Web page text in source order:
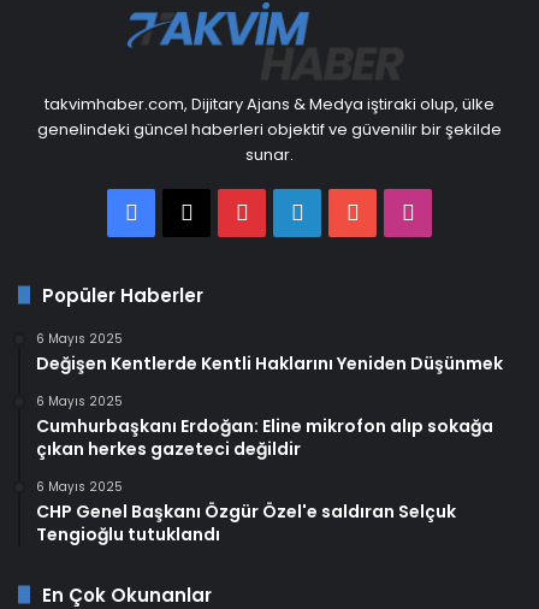
takvimhaber.com, Dijitary Ajans & Medya iştiraki olup, ülke
genelindeki güncel haberleri objektif ve güvenilir bir şekilde
sunar.
Facebook
X PinterestLinkedInYouTube
Popüler Haberler
6 Mayıs 2025
Değişen Kentlerde Kentli Haklarını Yeniden Düşünmek
6 Mayıs 2025
Cumhurbaşkanı Erdoğan: Eline mikrofon alıp sokağa
çıkan herkes gazeteci değildir
6 Mayıs 2025
CHP Genel Başkanı Özgür Özel'e saldıran Selçuk
Tengioğlu tutuklandı
En Çok Okunanlar